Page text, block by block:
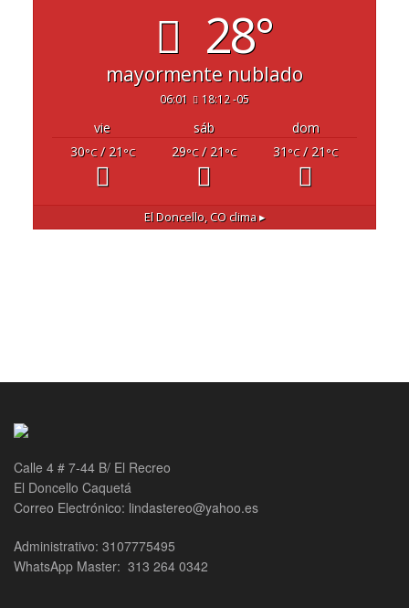
28°
mayormente nublado
06:01 18:12 -05
vie sáb
dom
30°C/ 21 °C 29°C/ 21 °C 31 °C/ 21 °C
El Doncello, COclima ▸
Calle 4 # 7-44 B/ El Recreo
El Doncello Caquetá
Correo Electrónico: lindastereo@yahoo.es
Administrativo: 3107775495
WhatsApp Master: 313 264 0342